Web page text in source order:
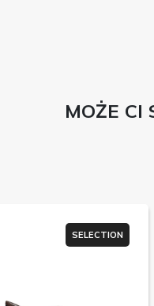
MOŻE CI
SELECTION